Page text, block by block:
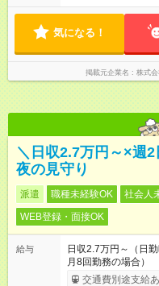
気になる！
掲載元企業名 株式
＼日収2.7万円～×週
夜の見守り
派遣 職種未経験OK 社会人
WEB登録・面接OK
給与
日収2.7万円～（日
月8回勤務の場合）
交通費別途支給